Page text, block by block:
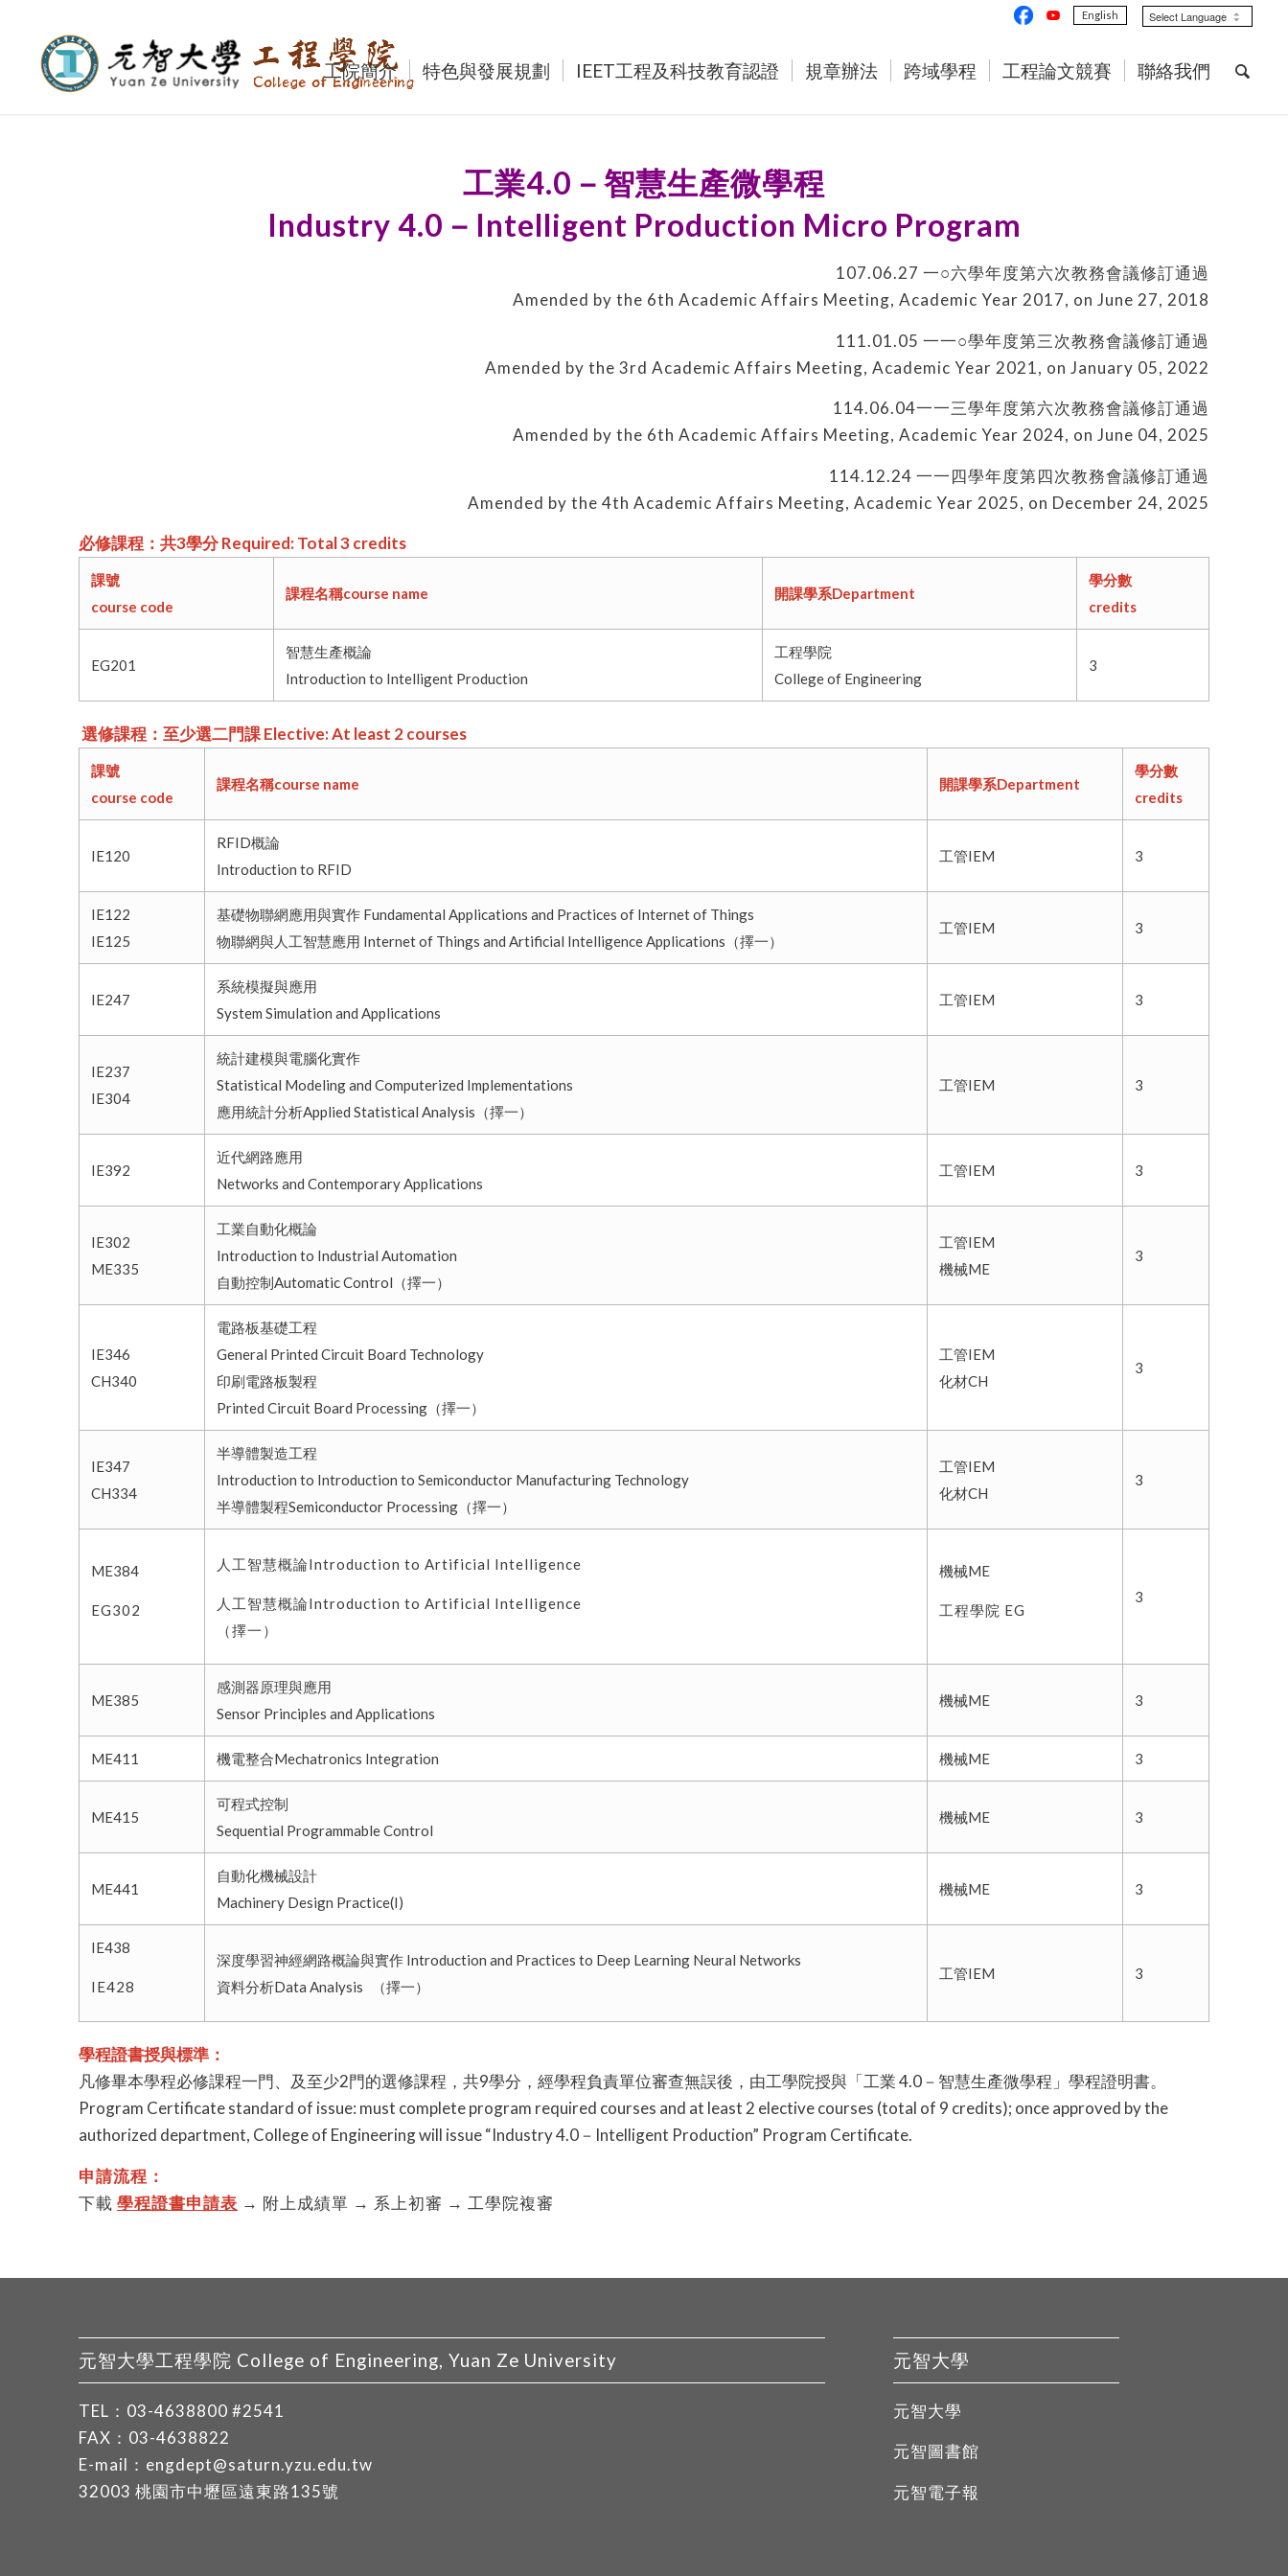
English
工院簡介 特色與發展規劃 IEET工程及科技教育認證 規章辦法 跨域學程 工程論文競賽 聯絡我們
工業4.0－智慧生產微學程
Industry 4.0－Intelligent Production Micro Program
107.06.27 一○六學年度第六次教務會議修訂通過
Amended by the 6th Academic Affairs Meeting, Academic Year 2017, on June 27, 2018
111.01.05 一一○學年度第三次教務會議修訂通過
Amended by the 3rd Academic Affairs Meeting, Academic Year 2021, on January 05, 2022
114.06.04一一三學年度第六次教務會議修訂通過
Amended by the 6th Academic Affairs Meeting, Academic Year 2024, on June 04, 2025
114.12.24 一一四學年度第四次教務會議修訂通過
Amended by the 4th Academic Affairs Meeting, Academic Year 2025, on December 24, 2025
必修課程：共3學分 Required: Total 3 credits
課號
course code
課程名稱course name 開課學系Department
學分數
credits
EG201
智慧生產概論
Introduction to Intelligent Production
工程學院
College of Engineering
3
選修課程：至少選二門課 Elective: At least 2 courses
課號
course code
課程名稱course name 開課學系Department
學分數
credits
IE120
RFID概論
Introduction to RFID
工管IEM 3
IE122
IE125
基礎物聯網應用與實作 Fundamental Applications and Practices of Internet of Things
物聯網與人工智慧應用 Internet of Things and Artificial Intelligence Applications（擇一）
工管IEM 3
IE247
系統模擬與應用
System Simulation and Applications
工管IEM 3
IE237
IE304
統計建模與電腦化實作
Statistical Modeling and Computerized Implementations
應用統計分析Applied Statistical Analysis（擇一）
工管IEM 3
IE392
近代網路應用
Networks and Contemporary Applications
工管IEM 3
IE302
ME335
工業自動化概論
Introduction to Industrial Automation
自動控制Automatic Control（擇一）
工管IEM
機械ME
3
IE346
CH340
電路板基礎工程
General Printed Circuit Board Technology
印刷電路板製程
Printed Circuit Board Processing（擇一）
工管IEM
化材CH
3
IE347
CH334
半導體製造工程
Introduction to Introduction to Semiconductor Manufacturing Technology
半導體製程Semiconductor Processing（擇一）
工管IEM
化材CH
3
ME384
EG302
人工智慧概論Introduction to Artificial Intelligence
人工智慧概論Introduction to Artificial Intelligence
（擇一）
機械ME
工程學院 EG
3
ME385
感測器原理與應用
Sensor Principles and Applications
機械ME 3
ME411 機電整合Mechatronics Integration 機械ME 3
ME415
可程式控制
Sequential Programmable Control
機械ME 3
ME441
自動化機械設計
Machinery Design Practice(I)
機械ME 3
IE438
IE428
深度學習神經網路概論與實作 Introduction and Practices to Deep Learning Neural Networks
資料分析Data Analysis （擇一）
工管IEM 3
學程證書授與標準：
凡修畢本學程必修課程一門、及至少2門的選修課程，共9學分，經學程負責單位審查無誤後，由工學院授與「工業 4.0－智慧生產微學程」學程證明書。
Program Certificate standard of issue: must complete program required courses and at least 2 elective courses (total of 9 credits); once approved by the
authorized department, College of Engineering will issue “Industry 4.0－Intelligent Production” Program Certificate.
申請流程：
下載 學程證書申請表 → 附上成績單 → 系上初審 → 工學院複審
元智大學工程學院 College of Engineering, Yuan Ze University
TEL： 03-4638800 #2541
FAX：03-4638822
E-mail： engdept@saturn.yzu.edu.tw
32003 桃園市中壢區遠東路135號
元智大學
元智大學
元智圖書館
元智電子報